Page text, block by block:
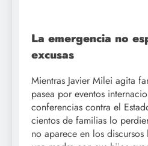
La emergencia no
excusas
Mientras Javier Milei agita
pasea por eventos
conferencias contra el
cientos de familias lo
no aparece en los